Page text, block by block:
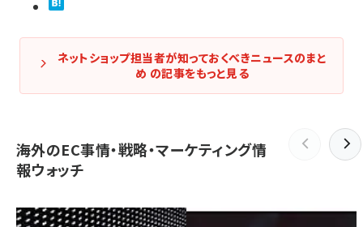
ネットショップ担当者が知っておくべきニュースのまと
め の記事をもっと見る
海外のEC事情・戦略・マーケティング情
報ウォッチ